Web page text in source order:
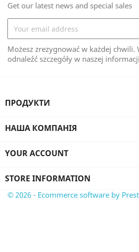
Get our latest news and special sales
Możesz zrezygnować w każdej chwili.
odnaleźć szczegóły w naszej
ПРОДУКТИ
НАША КОМПАНІЯ
YOUR ACCOUNT
STORE INFORMATION
© 2026 - Ecommerce software by